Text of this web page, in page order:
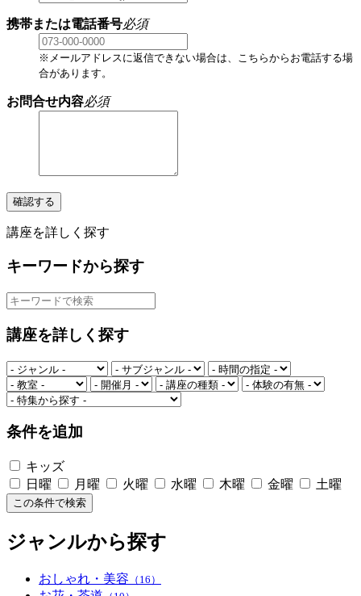
携帯または電話番号必須
※メールアドレスに返信できない場合は、こちらからお電話する場
合があります。
お問合せ内容必須
確認する
講座を詳しく探す
キーワードから探す
講座を詳しく探す
条件を追加
キッズ
日曜
月曜 火曜 水曜 木曜 金曜 土曜
この条件で検索
ジャンルから探す
おしゃれ・美容 （16）